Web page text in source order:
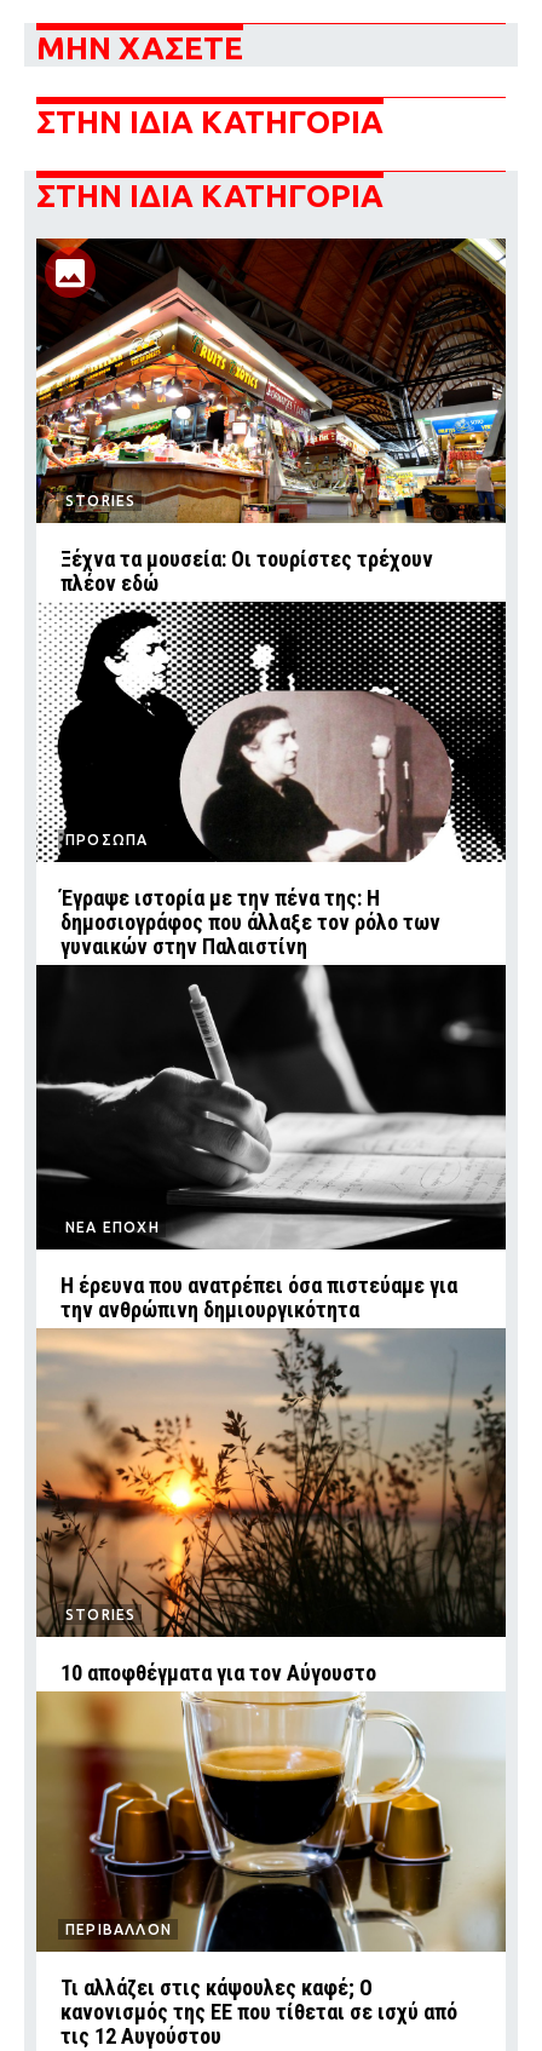
ΜΗΝ ΧΑΣΕΤΕ
ΣΤΗΝ ΙΔΙΑ ΚΑΤΗΓΟΡΙΑ
ΣΤΗΝ ΙΔΙΑ ΚΑΤΗΓΟΡΙΑ
STORIES
Ξέχνα τα μουσεία: Οι τουρίστες τρέχουν
πλέον εδώ
ΠΡΟΣΩΠΑ
Έγραψε ιστορία με την πένα της: Η
δημοσιογράφος που άλλαξε τον ρόλο των
γυναικών στην Παλαιστίνη
ΝΕΑ ΕΠΟΧΗ
Η έρευνα που ανατρέπει όσα πιστεύαμε για
την ανθρώπινη δημιουργικότητα
STORIES
10 αποφθέγματα για τον Αύγουστο
ΠΕΡΙΒΑΛΛΟΝ
Τι αλλάζει στις κάψουλες καφέ; Ο
κανονισμός της ΕΕ που τίθεται σε ισχύ από
τις 12 Αυγούστου